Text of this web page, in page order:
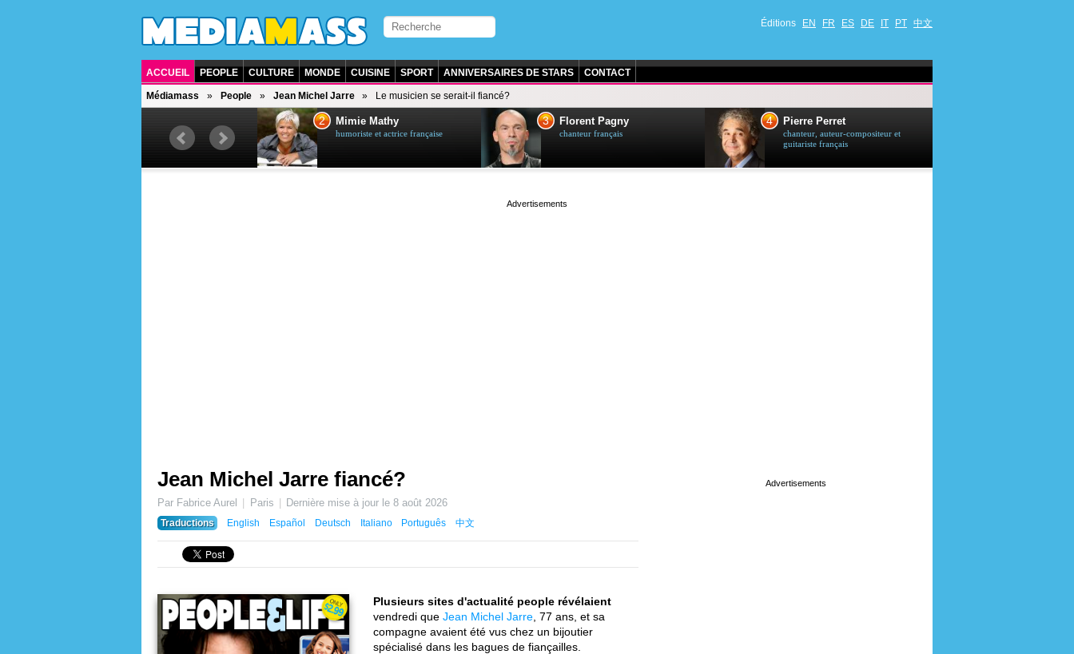
Éditions EN FR ES DE IT PT 中文
ACCUEIL PEOPLE CULTURE MONDE CUISINE SPORT ANNIVERSAIRES DE STARS CONTACT
Médiamass People Jean Michel Jarre Le musicien se serait-il fiancé?
chanteuse québécoise
2 Mimie Mathy
humoriste et actrice française
3 Florent Pagny
chanteur français
4 Pierre Perret
chanteur, auteur-compositeur et
guitariste français
Jean Michel Jarre fiancé?
Par Fabrice Aurel Paris Dernière mise à jour le8 août 2026
Traductions
English Español Deutsch Italiano Português 中文
Plusieurs sites d'actualité people révélaient
vendredi que Jean Michel Jarre , 77 ans, et sa
compagne avaient été vus chez un bijoutier
spécialisé dans les bagues de fiançailles.